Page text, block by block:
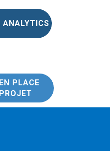
ANALYTICS
PLACE